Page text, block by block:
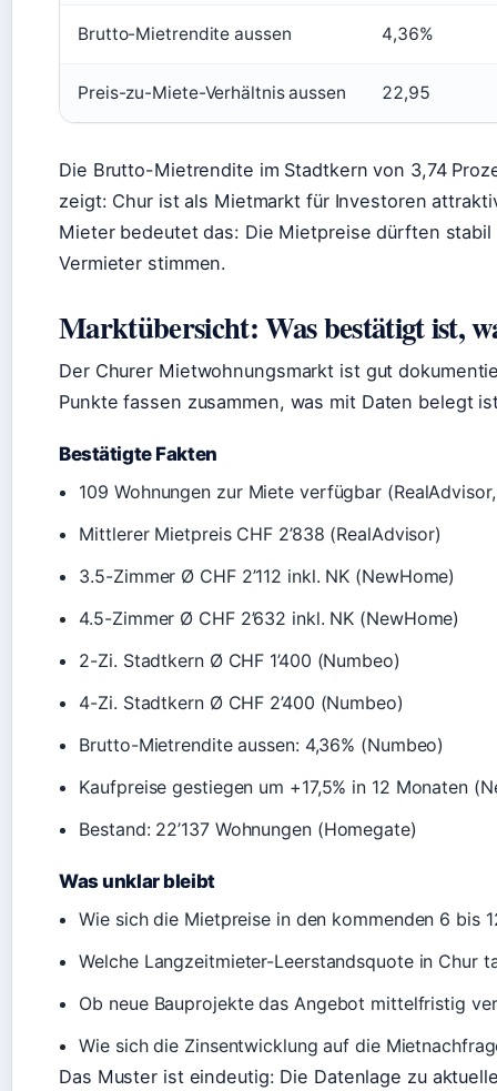
Brutto-Mietrendite aussen 4,36%
Preis-zu-Miete-Verhältnis aussen 22,95
Die Brutto-Mietrendite im Stadtkern von 3,74
zeigt: Chur ist als Mietmarkt für Investoren
Mieter bedeutet das: Die Mietpreise dürften
Vermieter stimmen.
Marktübersicht: Was bestätigt ist,
Der Churer Mietwohnungsmarkt ist gut
Punkte fassen zusammen, was mit Daten belegt
Bestätigte Fakten
109 Wohnungen zur Miete verfügbar
Mittlerer Mietpreis CHF 2’838 (RealAdvisor)
3.5-Zimmer Ø CHF 2’112 inkl. NK (NewHome)
4.5-Zimmer Ø CHF 2’632 inkl. NK (NewHome)
2-Zi. Stadtkern Ø CHF 1’400 (Numbeo)
4-Zi. Stadtkern Ø CHF 2’400 (Numbeo)
Brutto-Mietrendite aussen: 4,36% (Numbeo)
Kaufpreise gestiegen um +17,5% in 12 Monaten
Bestand: 22’137 Wohnungen (Homegate)
Was unklar bleibt
Wie sich die Mietpreise in den kommenden 6 bis
Welche Langzeitmieter-Leerstandsquote in Chur
Ob neue Bauprojekte das Angebot mittelfristig
Wie sich die Zinsentwicklung auf die
Das Muster ist eindeutig: Die Datenlage zu